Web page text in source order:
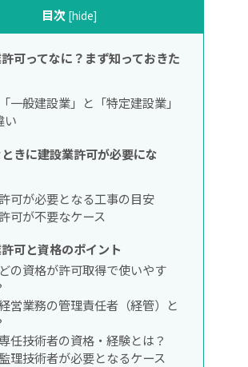
目次 [hide]
可ってなに？まず知っておきた
「一般建設業」と「特定建設業」
い
きに建設業許可が必要にな
許可が必要となる工事の目安
可が不要なケース
可と資格のポイント
どの資格が許可取得で使いやす
営業務の管理責任者（経管）と
任技術者の資格・経験とは？
理技術者が必要となるケース